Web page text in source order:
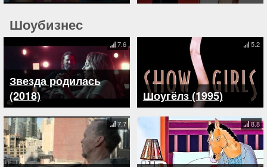
Шоубизнес
Звезда родилась
(2018)
7.6
Шоугёлз (1995)
5.2
7.7 8.8